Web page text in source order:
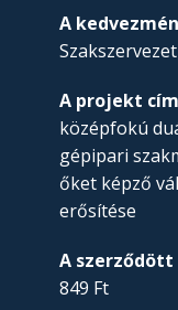
A
A projekt
középfokú
gépipari
őket képző
erősítése
A
849 Ft